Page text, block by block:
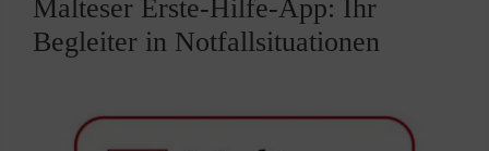
Malteser Erste-Hilfe-App: Ihr
Begleiter in Notfallsituationen